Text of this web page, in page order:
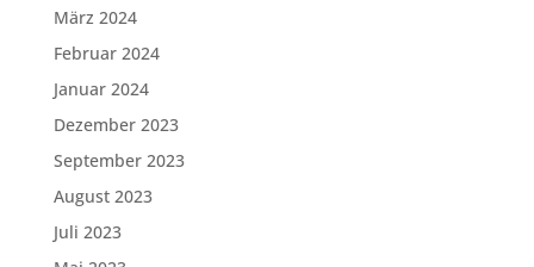
März 2024
Februar 2024
Januar 2024
Dezember 2023
September 2023
August 2023
Juli 2023